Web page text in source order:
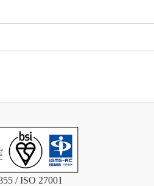
/ ISO 27001